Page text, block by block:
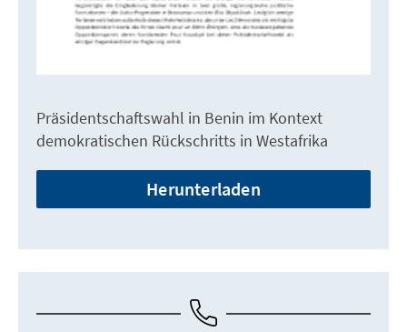
Präsidentschaftswahl in Benin im Kontext
demokratischen Rückschritts in Westafrika
Herunterladen